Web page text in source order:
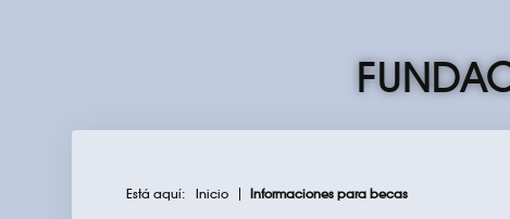
Está aquí: Inicio Informaciones para becas